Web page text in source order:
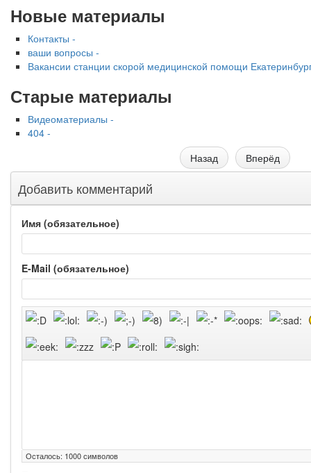
Новые материалы
Контакты -
ваши вопросы -
Вакансии станции скорой медицинской помощи
Старые материалы
Видеоматериалы -
404 -
Назад
Вперёд
Добавить комментарий
Имя (обязательное)
E-Mail (обязательное)
Осталось: 1000символов